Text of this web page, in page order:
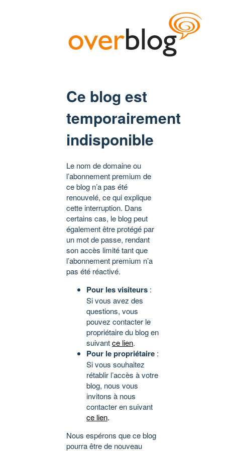
Ce blog est
temporairement
indisponible
Le nom de domaine ou
l’abonnement premium de
ce blog n’a pas été
renouvelé, ce qui explique
cette interruption. Dans
certains cas, le blog peut
également être protégé par
un mot de passe, rendant
son accès limité tant que
l’abonnement premium n’a
pas été réactivé.
Pour les visiteurs :
Si vous avez des
questions, vous
pouvez contacter le
propriétaire du blog en
suivantce lien.
Pour le propriétaire :
Si vous souhaitez
rétablir l’accès à votre
blog, nous vous
invitons à nous
contacter en suivant
ce lien.
Nous espérons que ce blog
pourra être de nouveau